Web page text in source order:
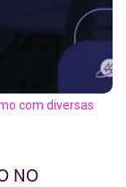
com diversas
no